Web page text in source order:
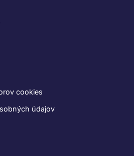
cookies
údajov